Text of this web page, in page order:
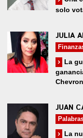
solo
JULIA
La
Chevron
JUAN
La